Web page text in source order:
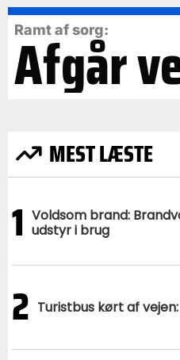
Ramt af sorg:
Afgår
MEST LÆSTE
1 Voldsom brand:
udstyr i brug
2 Turistbus kørt af